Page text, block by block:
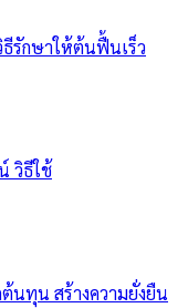
ธีรักษาให้ต้นฟื้นเร็ว
วิธีใช้
นทุน สร้างความยั่งยืน